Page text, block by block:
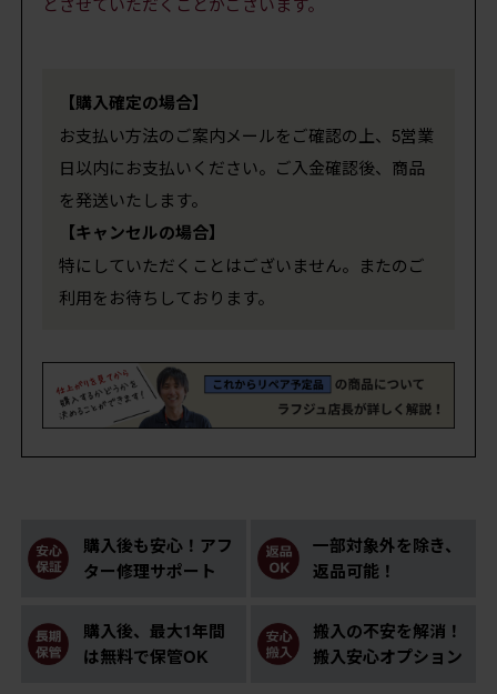
【購入確定の場合】
お支払い方法のご案内メールをご確認の上、5営業
日以内にお支払いください。ご入金確認後、商品
を発送いたします。
【キャンセルの場合】
特にしていただくことはございません。またのご
利用をお待ちしております。
購入後も安心！アフ
ター修理サポート
一部対象外を除き、
返品可能！
購入後、最大1年間
は無料で保管OK
搬入の不安を解消！
搬入安心オプション